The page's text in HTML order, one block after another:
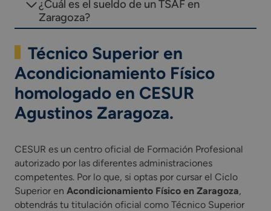
¿Cuál es el sueldo de un TSAF en
Zaragoza?
Técnico Superior en
Acondicionamiento Físico
homologado en CESUR
Agustinos Zaragoza.
CESUR es un centro oficial de Formación Profesional
autorizado por las diferentes administraciones
competentes. Por lo que, si optas por cursar el Ciclo
Superior en Acondicionamiento Físico en Zaragoza,
obtendrás tu titulación oficial como Técnico Superior